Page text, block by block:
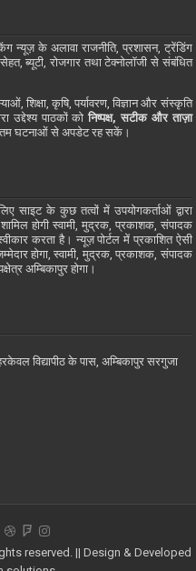
न्यूज़ के अलावा राजनीति, प्रशासन, ट्रेंडिंग
ब्यूटी, रोजगार तथा टेक्नोलॉजी से संबंधित
शिक्षा, कृषि, पर्यावरण, विज्ञान और संस्कृति
उद्देश्य पाठकों कोनिष्पक्ष, सटीक और ताज़ा
घटनाओं से अपडेट रह सकें।
साइट के कुछ तत्वों में उपयोगकर्ताओं द्वारा
होगी स्वामी, मुद्रक, प्रकाशक, संपादक
करता है। न्यूज़ पोर्टल में प्रकाशित ऐसी
होगा, स्वामी, मुद्रक, प्रकाशक, संपादक
अम्बिकापुर होगा।
विद्यापीठ के पास, अम्बिकापुर सरगुजा
reserved. || Design & Developed